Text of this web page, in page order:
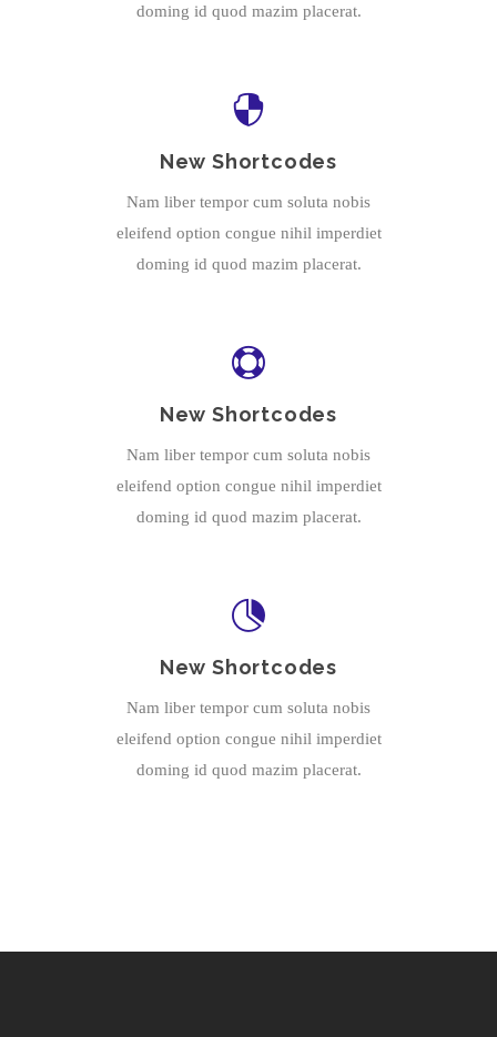
doming id quod mazim placerat.
New Shortcodes
Nam liber tempor cum soluta nobis
eleifend option congue nihil imperdiet
doming id quod mazim placerat.
New Shortcodes
Nam liber tempor cum soluta nobis
eleifend option congue nihil imperdiet
doming id quod mazim placerat.
New Shortcodes
Nam liber tempor cum soluta nobis
eleifend option congue nihil imperdiet
doming id quod mazim placerat.